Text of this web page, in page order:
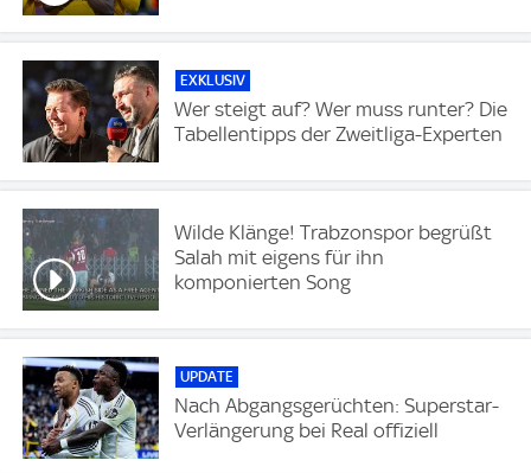
EXKLUSIV
Wer steigt auf? Wer muss runter? Die
Tabellentipps der Zweitliga-Experten
Wilde Klänge! Trabzonspor begrüßt
Salah mit eigens für ihn
komponierten Song
UPDATE
Nach Abgangsgerüchten: Superstar-
Verlängerung bei Real offiziell